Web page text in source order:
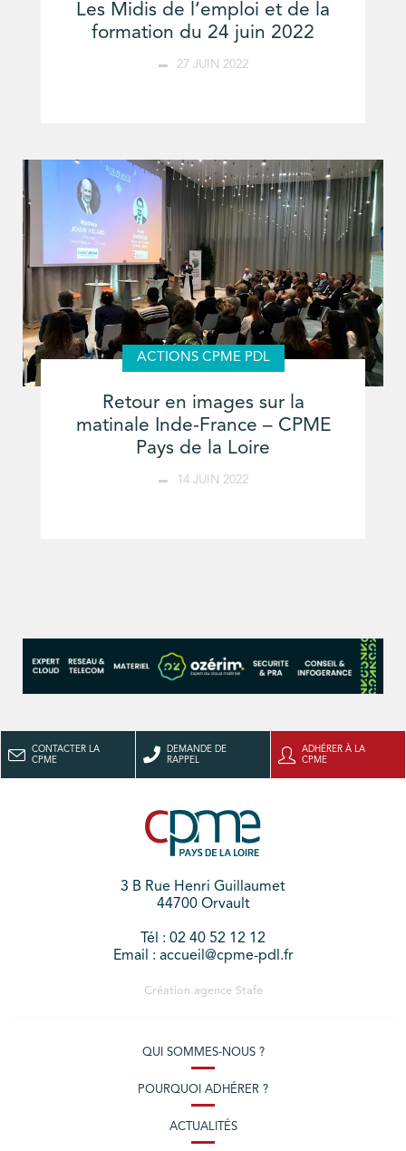
Les Midis de l’emploi et de la
formation du 24 juin 2022
27 JUIN 2022
ACTIONS CPME PDL
Retour en images sur la
matinale Inde-France – CPME
Pays de la Loire
14 JUIN 2022
CONTACTER LA
CPME
DEMANDE DE
RAPPEL
ADHÉRER À LA
CPME
3 B Rue Henri Guillaumet
44700 Orvault
Tél : 02 40 52 12 12
Email : accueil@cpme-pdl.fr
Création agence Stafe
QUI SOMMES-NOUS ?
POURQUOI ADHÉRER ?
ACTUALITÉS